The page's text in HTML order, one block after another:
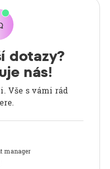
dotazy?
nás!
Vše s vámi rád
manager